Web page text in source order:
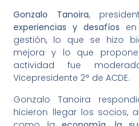
Gonzalo Tanoira,
experiencias y desafíos
gestión, lo que se hizo
mejora y lo que
actividad fue
Vicepresidente 2° de ACDE.
Gonzalo Tanoira
hicieron llegar los socios,